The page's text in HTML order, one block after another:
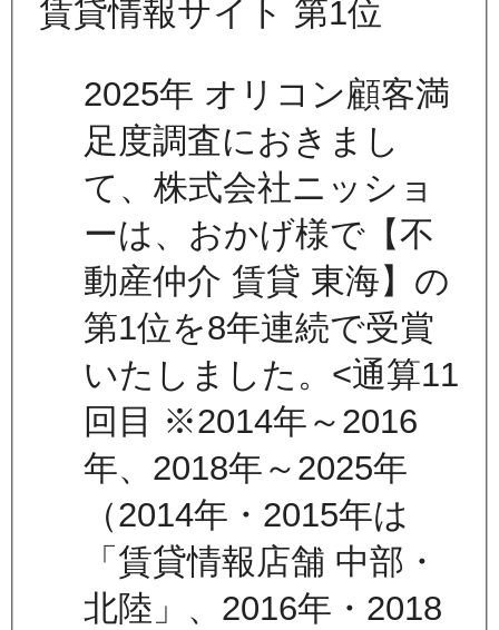
2025年 オリコン顧客満
足度調査におきまし
て、株式会社ニッショ
ーは、おかげ様で【不
動産仲介 賃貸 東海】の
第1位を8年連続で受賞
いたしました。<通算11
回目 ※2014年～2016
年、2018年～2025年
（2014年・2015年は
「賃貸情報店舗 中部・
北陸」、2016年・2018